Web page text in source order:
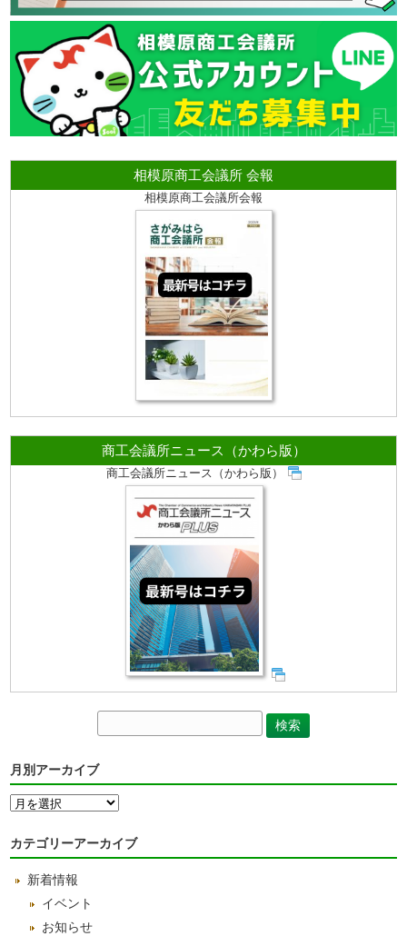
相模原商工会議所 会報
相模原商工会議所会報
商工会議所ニュース（かわら版）
商工会議所ニュース（かわら版）
月別アーカイブ
月
ー
イ
カテゴリーアーカイブ
新着情報
イベント
お知らせ